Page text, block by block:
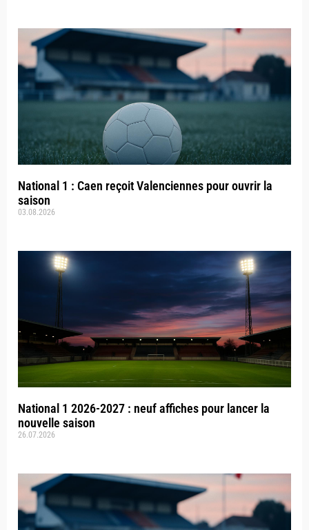
National 1 : Caen reçoit Valenciennes pour ouvrir la
saison
03.08.2026
National 1 2026-2027 : neuf affiches pour lancer la
nouvelle saison
26.07.2026